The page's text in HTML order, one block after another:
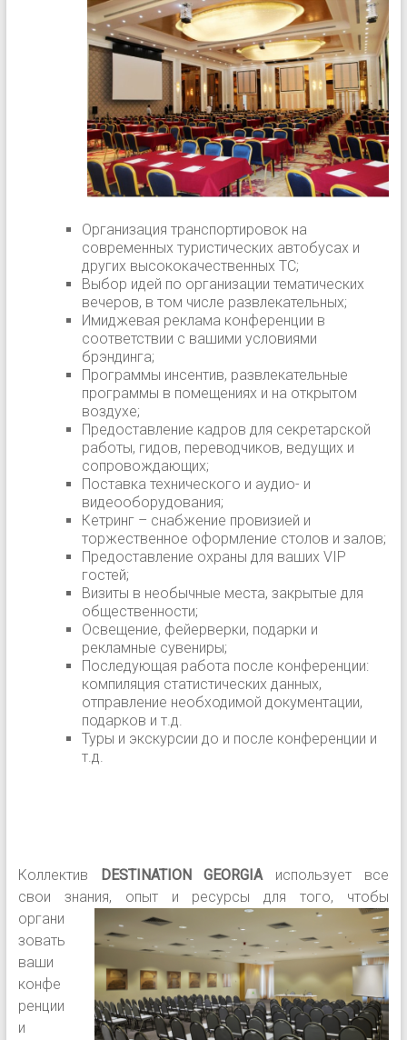
Организация транспортировок на
современных туристических автобусах и
других высококачественных ТС;
Выбор идей по организации тематических
вечеров, в том числе развлекательных;
Имиджевая реклама конференции в
соответствии с вашими условиями
брэндинга;
Программы инсентив, развлекательные
программы в помещениях и на открытом
воздухе;
Предоставление кадров для секретарской
работы, гидов, переводчиков, ведущих и
сопровождающих;
Поставка технического и аудио- и
видеооборудования;
Кетринг – снабжение провизией и
торжественное оформление столов и залов;
Предоставление охраны для ваших VIP
гостей;
Визиты в необычные места, закрытые для
общественности;
Освещение, фейерверки, подарки и
рекламные сувениры;
Последующая работа после конференции:
компиляция статистических данных,
отправление необходимой документации,
подарков и т.д.
Туры и экскурсии до и после конференции и
т.д.
Коллектив DESTINATION GEORGIAиспользует все
свои знания, опыт и ресурсы для того, чтобы
органи
зовать
ваши
конфе
ренции
и